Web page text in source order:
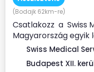
(Bodajk 62km-re)
Csatlakozz a Swiss
Magyarország
egészségügyi
Swiss Medical
Budapest XII.